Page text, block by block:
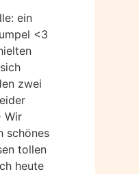
ein
<3
zwei
Wir
schönes
tollen
heute